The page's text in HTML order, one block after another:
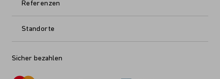
Referenzen
Standorte
Sicher bezahlen